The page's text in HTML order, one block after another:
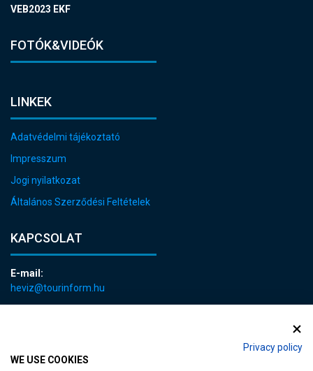
Privacy policy
WE USE COOKIES
VEB2023 EKF
FOTÓK&VIDEÓK
LINKEK
Adatvédelmi tájékoztató
Impresszum
Jogi nyilatkozat
Általános Szerződési Feltételek
KAPCSOLAT
E-mail:
heviz@tourinform.hu